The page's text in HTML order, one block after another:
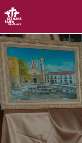
Setmana